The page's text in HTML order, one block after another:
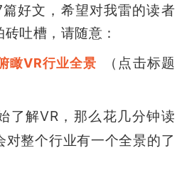
好文，希望对我雷的读者
吐槽，请随意：
瞰VR行业全景
（点击标题
了解VR，那么花几分钟读
对整个行业有一个全景的了